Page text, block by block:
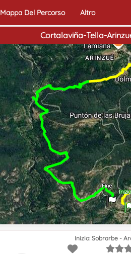
Mappa Del Percorso Altro
Cortalaviña-Tella-
Inizio
Fine
Inizio: Sobrarbe -